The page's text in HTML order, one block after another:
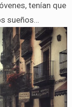
tenían que
sueños…